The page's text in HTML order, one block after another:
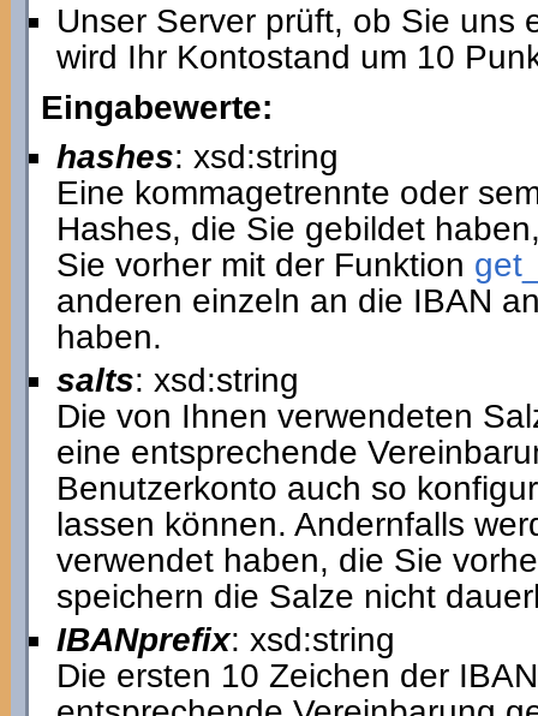
Unser Server prüft, ob Sie uns
wird Ihr Kontostand um 10
Eingabewerte:
hashes: xsd:string
Eine kommagetrennte oder
Hashes, die Sie gebildet
Sie vorher mit der Funktion
anderen einzeln an die IBAN
haben.
salts: xsd:string
Die von Ihnen verwendeten
eine entsprechende
Benutzerkonto auch so
lassen können. Andernfalls
verwendet haben, die Sie
speichern die Salze nicht
IBANprefix: xsd:string
Die ersten 10 Zeichen der